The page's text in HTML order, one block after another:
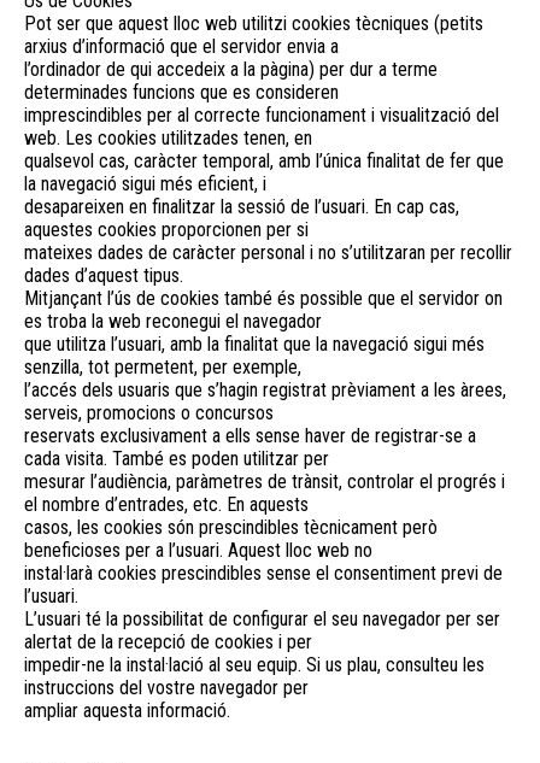
Pot ser que aquest lloc web utilitzi cookies tècniques (petits
arxius d’informació que el servidor envia a
l’ordinador de qui accedeix a la pàgina) per dur a terme
determinades funcions que es consideren
imprescindibles per al correcte funcionament i visualització del
web. Les cookies utilitzades tenen, en
qualsevol cas, caràcter temporal, amb l’única finalitat de fer que
la navegació sigui més eficient, i
desapareixen en finalitzar la sessió de l’usuari. En cap cas,
aquestes cookies proporcionen per si
mateixes dades de caràcter personal i no s’utilitzaran per recollir
dades d’aquest tipus.
Mitjançant l’ús de cookies també és possible que el servidor on
es troba la web reconegui el navegador
que utilitza l’usuari, amb la finalitat que la navegació sigui més
senzilla, tot permetent, per exemple,
l’accés dels usuaris que s’hagin registrat prèviament a les àrees,
serveis, promocions o concursos
reservats exclusivament a ells sense haver de registrar-se a
cada visita. També es poden utilitzar per
mesurar l’audiència, paràmetres de trànsit, controlar el progrés i
el nombre d’entrades, etc. En aquests
casos, les cookies són prescindibles tècnicament però
beneficioses per a l’usuari. Aquest lloc web no
instal·larà cookies prescindibles sense el consentiment previ de
l’usuari.
L’usuari té la possibilitat de configurar el seu navegador per ser
alertat de la recepció de cookies i per
impedir-ne la instal·lació al seu equip. Si us plau, consulteu les
instruccions del vostre navegador per
ampliar aquesta informació.